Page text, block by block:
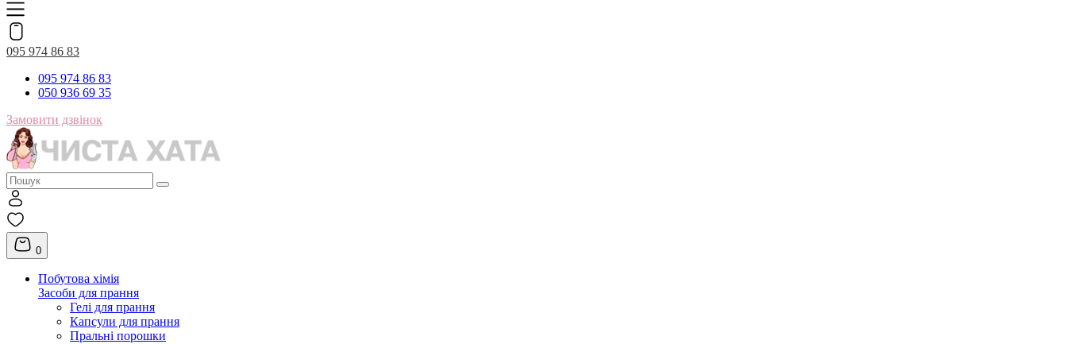
095 974 86 83
095 974 86 83
050 936 69 35
Замовити дзвінок
0
Побутова хімія
Засоби для прання
Гелі для прання
Капсули для прання
Пральні порошки